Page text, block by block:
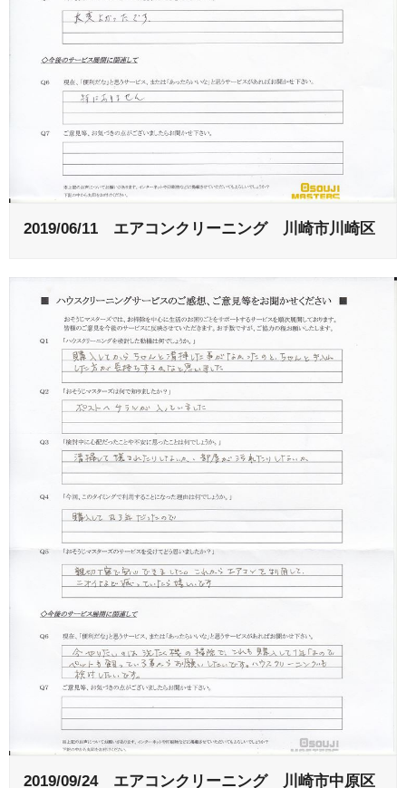
2019/06/11 エアコンクリーニング 川崎市川崎区
2019/09/24 エアコンクリーニング 川崎市中原区